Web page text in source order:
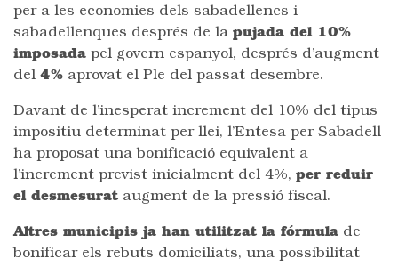
per a les economies dels sabadellencs i
sabadellenques després de la pujada del 10%
imposada pel govern espanyol, després d’augment
del 4% aprovat el Ple del passat desembre.
Davant de l’inesperat increment del 10% del tipus
impositiu determinat per llei, l’Entesa per Sabadell
ha proposat una bonificació equivalent a
l’increment previst inicialment del 4%, per reduir
el desmesurat augment de la pressió fiscal.
Altres municipis ja han utilitzat la fórmula de
bonificar els rebuts domiciliats, una possibilitat